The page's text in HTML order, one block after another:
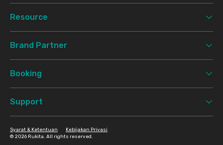
Resource
Brand Partner
Booking
Support
© 2026 Rukita. All rights reserved.
Syarat & Ketentuan Kebijakan Privasi